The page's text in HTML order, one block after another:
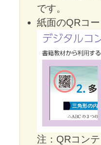
です。
紙面のQRコ
注：QRコン